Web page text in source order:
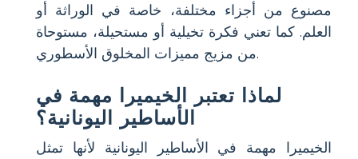
مصنوع من أجزاء مختلفة، خاصة في الوراثة أو
العلم. كما تعني فكرة تخيلية أو مستحيلة، مستوحاة
من مزيج مميزات المخلوق الأسطوري.
لماذا تعتبر الخيميرا مهمة في
الأساطير اليونانية؟
الخيميرا مهمة في الأساطير اليونانية لأنها تمثل